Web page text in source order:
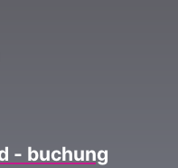
- buchung